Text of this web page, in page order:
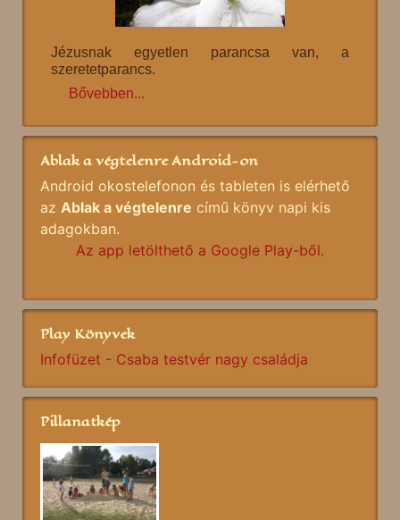
Jézusnak egyetlen parancsa van, a
szeretetparancs.
Bővebben...
Ablak a végtelenre Android-on
Android okostelefonon és tableten is elérhető
az Ablak a végtelenre című könyv napi kis
adagokban.
Az app letölthető a Google Play-ből.
Play Könyvek
Infofüzet - Csaba testvér nagy családja
Pillanatkép